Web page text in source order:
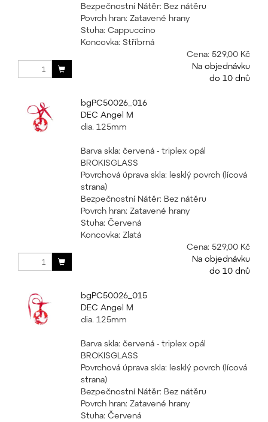
Bezpečnostní Nátěr: Bez nátěru
Povrch hran: Zatavené hrany
Stuha: Cappuccino
Koncovka: Stříbrná
Cena: 529,00 Kč
Na objednávku
do 10 dnů
bgPC50026_016
DEC Angel M
dia. 125mm
Barva skla: červená - triplex opál
BROKISGLASS
Povrchová úprava skla: lesklý povrch (lícová
strana)
Bezpečnostní Nátěr: Bez nátěru
Povrch hran: Zatavené hrany
Stuha: Červená
Koncovka: Zlatá
Cena: 529,00 Kč
Na objednávku
do 10 dnů
bgPC50026_015
DEC Angel M
dia. 125mm
Barva skla: červená - triplex opál
BROKISGLASS
Povrchová úprava skla: lesklý povrch (lícová
strana)
Bezpečnostní Nátěr: Bez nátěru
Povrch hran: Zatavené hrany
Stuha: Červená